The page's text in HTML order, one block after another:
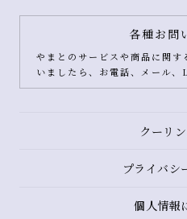
各種お問
やまとのサービスや商品に関
いましたら、お電話、メール
クーリ
プライバシ
個人情報